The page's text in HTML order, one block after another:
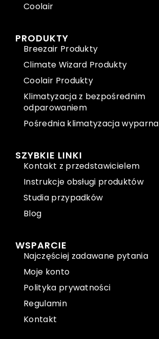
Coolair
PRODUKTY
Breezair Produkty
Climate Wizard Produkty
Coolair Produkty
Klimatyzacja z bezpośrednim
odparowaniem
Pośrednia klimatyzacja wyparna
SZYBKIE LINKI
Kontakt z przedstawicielem
Instrukcje obsługi produktów
Studia przypadków
Blog
WSPARCIE
Najczęściej zadawane pytania
Moje konto
Polityka prywatności
Regulamin
Kontakt